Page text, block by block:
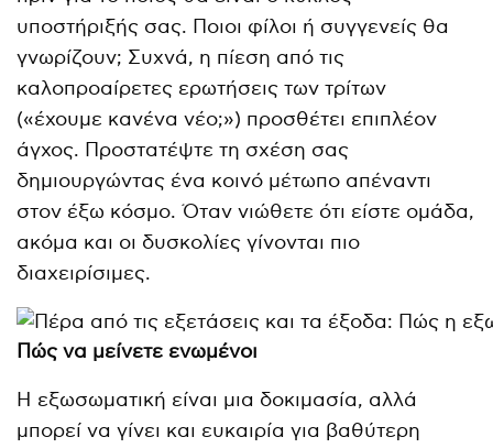
υποστήριξής σας. Ποιοι φίλοι ή συγγενείς θα
γνωρίζουν; Συχνά, η πίεση από τις
καλοπροαίρετες ερωτήσεις των τρίτων
(«έχουμε κανένα νέο;») προσθέτει επιπλέον
άγχος. Προστατέψτε τη σχέση σας
δημιουργώντας ένα κοινό μέτωπο απέναντι
στον έξω κόσμο. Όταν νιώθετε ότι είστε ομάδα,
ακόμα και οι δυσκολίες γίνονται πιο
διαχειρίσιμες.
Πώς να μείνετε ενωμένοι
Η εξωσωματική είναι μια δοκιμασία, αλλά
μπορεί να γίνει και ευκαιρία για βαθύτερη